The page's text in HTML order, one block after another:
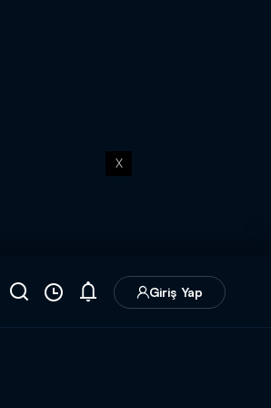
X
Giriş Yap